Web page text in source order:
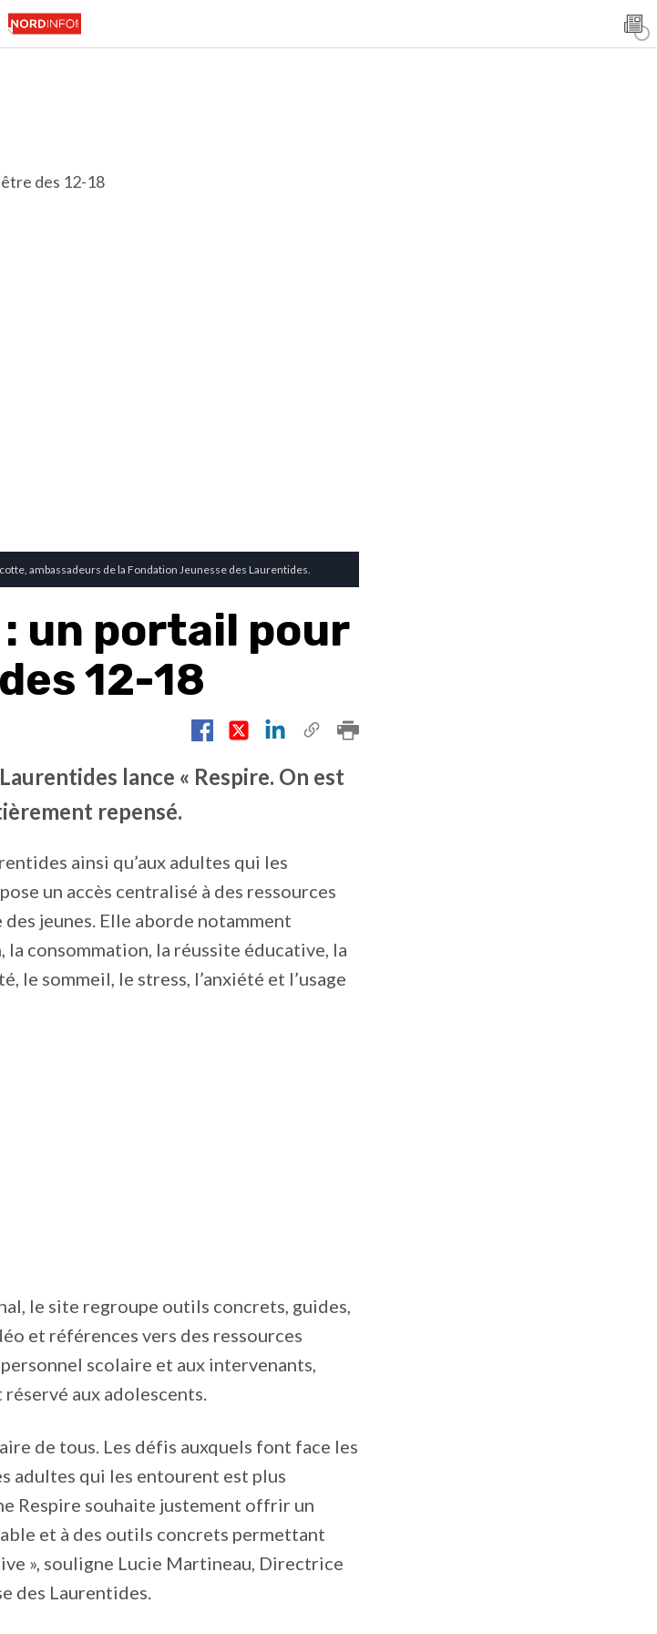
ambassadeurs de la Fondation Jeunesse des Laurentides.
un portail pour
12-18
lance « Respire. On est
repensé.
ainsi qu’aux adultes qui les
un accès centralisé à des ressources
jeunes. Elle aborde notamment
la consommation, la réussite éducative, la
le sommeil, le stress, l’anxiété et l’usage
le site regroupe outils concrets, guides,
et références vers des ressources
scolaire et aux intervenants,
aux adolescents.
de tous. Les défis auxquels font face les
adultes qui les entourent est plus
Respire souhaite justement offrir un
et à des outils concrets permettant
», souligne Lucie Martineau, Directrice
des Laurentides.